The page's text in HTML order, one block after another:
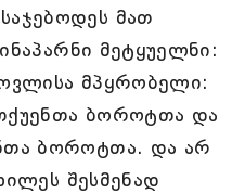
მათ
მეტყუელნი:
მპყრობელი:
ბოროტთა და
ბოროტთა. და არ
შესმენად